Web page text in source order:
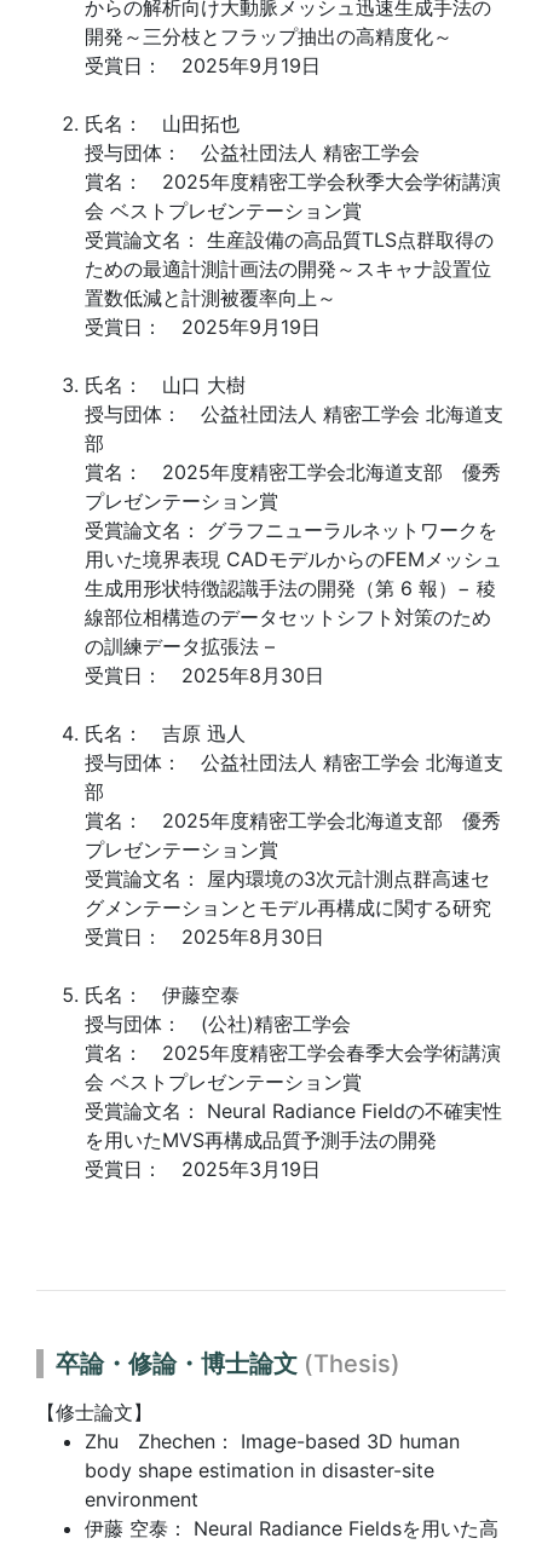
からの解析向け大動脈メッシュ迅速生成手法の
開発～三分枝とフラップ抽出の高精度化～
受賞日： 2025年9月19日
氏名： 山田拓也
授与団体： 公益社団法人 精密工学会
賞名： 2025年度精密工学会秋季大会学術講演
会 ベストプレゼンテーション賞
受賞論文名： 生産設備の高品質TLS点群取得の
ための最適計測計画法の開発～スキャナ設置位
置数低減と計測被覆率向上～
受賞日： 2025年9月19日
氏名： 山口 大樹
授与団体： 公益社団法人 精密工学会 北海道支
部
賞名： 2025年度精密工学会北海道支部 優秀
プレゼンテーション賞
受賞論文名： グラフニューラルネットワークを
用いた境界表現 CADモデルからのFEMメッシュ
生成用形状特徴認識手法の開発（第 6 報）− 稜
線部位相構造のデータセットシフト対策のため
の訓練データ拡張法 –
受賞日： 2025年8月30日
氏名： 吉原 迅人
授与団体： 公益社団法人 精密工学会 北海道支
部
賞名： 2025年度精密工学会北海道支部 優秀
プレゼンテーション賞
受賞論文名： 屋内環境の3次元計測点群高速セ
グメンテーションとモデル再構成に関する研究
受賞日： 2025年8月30日
氏名： 伊藤空泰
授与団体： (公社)精密工学会
賞名： 2025年度精密工学会春季大会学術講演
会 ベストプレゼンテーション賞
受賞論文名： Neural Radiance Fieldの不確実性
を用いたMVS再構成品質予測手法の開発
受賞日： 2025年3月19日
卒論・修論・博士論文 (Thesis)
【修士論文】
Zhu Zhechen： Image-based 3D human
body shape estimation in disaster-site
environment
伊藤 空泰： Neural Radiance Fieldsを用いた高